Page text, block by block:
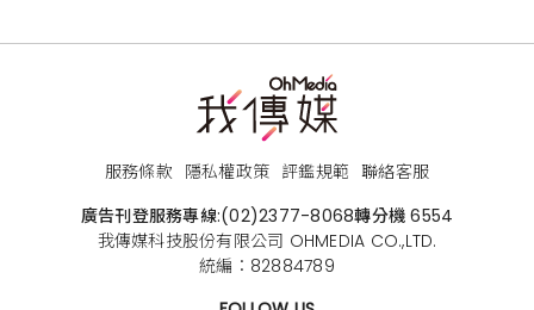
服務條款 隱私權政策 評鑑規範 聯絡客服
廣告刊登服務專線:(02)2377-8068轉分機 6554
我傳媒科技股份有限公司 OHMEDIA CO.,LTD.
統編：82884789